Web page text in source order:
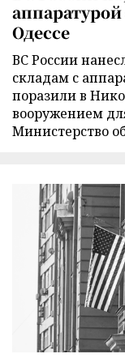
Одессе
ВС России
складам с
поразили в
вооружением
Министерство